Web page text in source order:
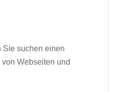
Sie suchen einen
Webseiten und